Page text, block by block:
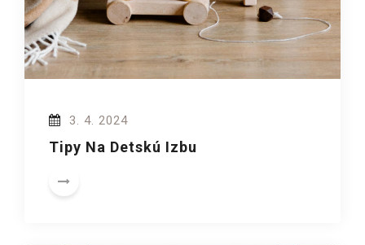
3. 4. 2024
Tipy Na Detskú Izbu